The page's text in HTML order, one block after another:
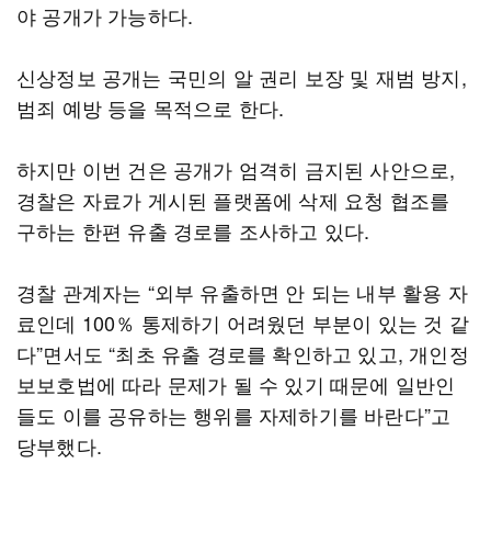
야 공개가 가능하다.
신상정보 공개는 국민의 알 권리 보장 및 재범 방지,
범죄 예방 등을 목적으로 한다.
하지만 이번 건은 공개가 엄격히 금지된 사안으로,
경찰은 자료가 게시된 플랫폼에 삭제 요청 협조를
구하는 한편 유출 경로를 조사하고 있다.
경찰 관계자는 “외부 유출하면 안 되는 내부 활용 자
료인데 100％ 통제하기 어려웠던 부분이 있는 것 같
다”면서도 “최초 유출 경로를 확인하고 있고, 개인정
보보호법에 따라 문제가 될 수 있기 때문에 일반인
들도 이를 공유하는 행위를 자제하기를 바란다”고
당부했다.